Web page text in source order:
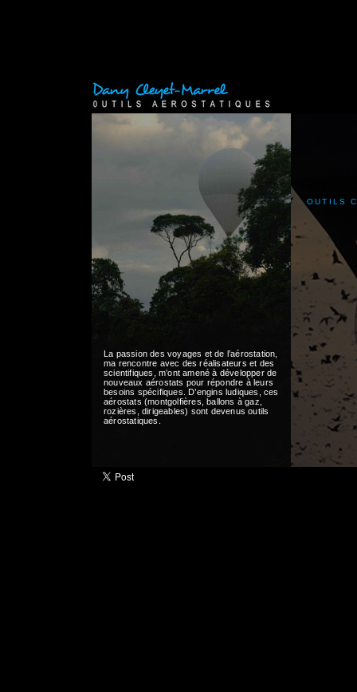
La passion des voyages et de l’aérostation,
ma rencontre avec des réalisateurs et des
scientifiques, m’ont amené à développer de
nouveaux aérostats pour répondre à leurs
besoins spécifiques. D’engins ludiques, ces
aérostats (montgolfières, ballons à gaz,
rozières, dirigeables) sont devenus outils
aérostatiques.
OUTILS